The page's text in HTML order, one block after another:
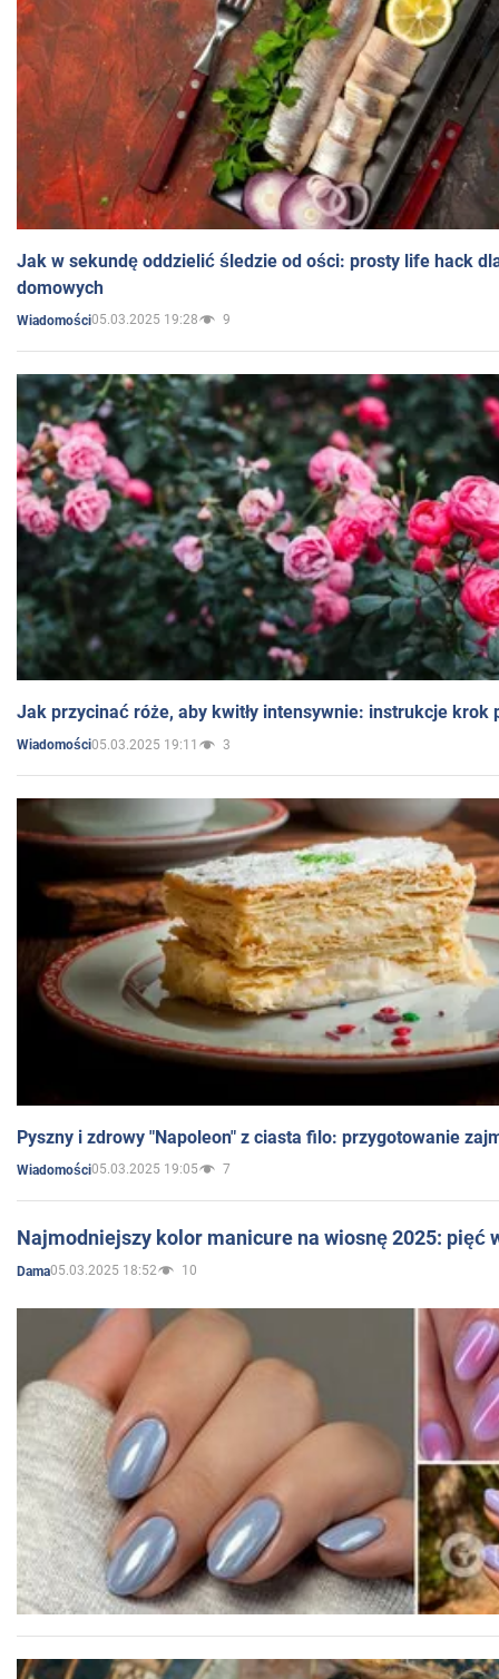
Jak w sekundę oddzielić śledzie od ości: prosty life hack
domowych
Wiadomości05.03.2025 19:28 9
Jak przycinać róże, aby kwitły intensywnie: instrukcje krok
Wiadomości05.03.2025 19:11 3
Pyszny i zdrowy "Napoleon" z ciasta filo: przygotowanie
Wiadomości05.03.2025 19:05 7
Najmodniejszy kolor manicure na wiosnę 2025: pięć
Dama05.03.2025 18:52 10